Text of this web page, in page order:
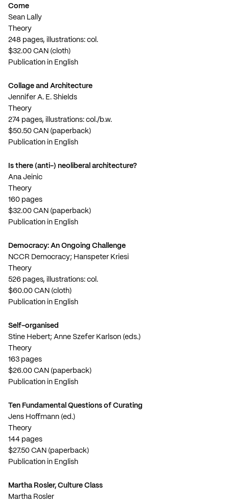
Come
Sean Lally
Theory
248 pages, illustrations: col.
$32.00 CAN (cloth)
Publication in English
Collage and Architecture
Jennifer A. E. Shields
Theory
274 pages, illustrations: col./b.w.
$50.50 CAN (paperback)
Publication in English
Is there (anti-) neoliberal architecture?
Ana Jeinic
Theory
160 pages
$32.00 CAN (paperback)
Publication in English
Democracy: An Ongoing Challenge
NCCR Democracy; Hanspeter Kriesi
Theory
526 pages, illustrations: col.
$60.00 CAN (cloth)
Publication in English
Self-organised
Stine Hebert; Anne Szefer Karlson (eds.)
Theory
163 pages
$26.00 CAN (paperback)
Publication in English
Ten Fundamental Questions of Curating
Jens Hoffmann (ed.)
Theory
144 pages
$27.50 CAN (paperback)
Publication in English
Martha Rosler, Culture Class
Martha Rosler